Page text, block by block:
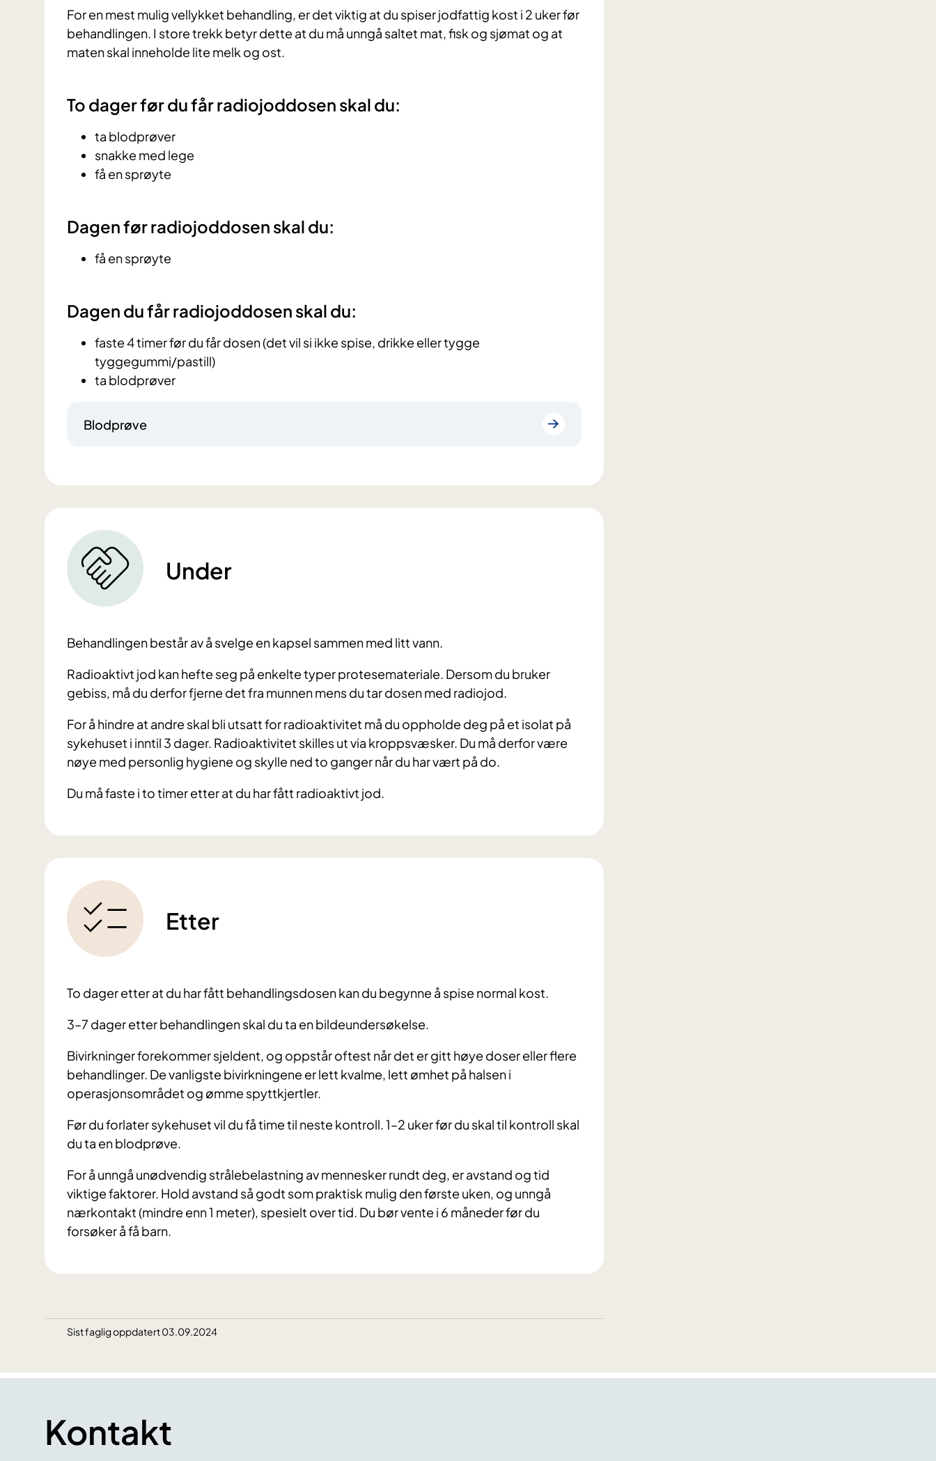
For en mest mulig vellykket behandling, er det viktig at du spiser jodfattig kost i 2 uker før
behandlingen. I store trekk betyr dette at du må unngå saltet mat, fisk og sjømat og at
maten skal inneholde lite melk og ost.
To dager før du får radiojoddosen skal du:
ta blodprøver
snakke med lege
få en sprøyte
Dagen før radiojoddosen skal du:
få en sprøyte
Dagen du får radiojoddosen skal du:
faste 4 timer før du får dosen (det vil si ikke spise, drikke eller tygge
tyggegummi/pastill)
ta blodprøver
Blodprøve
Under
Behandlingen består av å svelge en kapsel sammen med litt vann.
Radioaktivt jod kan hefte seg på enkelte typer protesemateriale. Dersom du bruker
gebiss, må du derfor fjerne det fra munnen mens du tar dosen med radiojod.
For å hindre at andre skal bli utsatt for radioaktivitet må du oppholde deg på et isolat på
sykehuset i inntil 3 dager. Radioaktivitet skilles ut via kroppsvæsker. Du må derfor være
nøye med personlig hygiene og skylle ned to ganger når du har vært på do.
Du må faste i to timer etter at du har fått radioaktivt jod.
Etter
To dager etter at du har fått behandlingsdosen kan du begynne å spise normal kost.
3–7 dager etter behandlingen skal du ta en bildeundersøkelse.
Bivirkninger forekommer sjeldent, og oppstår oftest når det er gitt høye doser eller flere
behandlinger. De vanligste bivirkningene er lett kvalme, lett ømhet på halsen i
operasjonsområdet og ømme spyttkjertler.
Før du forlater sykehuset vil du få time til neste kontroll. 1–2 uker før du skal til kontroll skal
du ta en blodprøve.
For å unngå unødvendig strålebelastning av mennesker rundt deg, er avstand og tid
viktige faktorer. Hold avstand så godt som praktisk mulig den første uken, og unngå
nærkontakt (mindre enn 1 meter), spesielt over tid. Du bør vente i 6 måneder før du
forsøker å få barn.
Sist faglig oppdatert 03.09.2024
Kontakt